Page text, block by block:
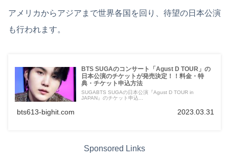
アメリカからアジアまで世界各国を回り、待望の日本公演
も行われます。
BTS SUGAのコンサート「Agust D TOUR」の
日本公演のチケットが発売決定！！料金・特
典・チケット申込方法
SUGABTS SUGAの日本公演『Agust D TOUR in
JAPAN』のチケット申込...
bts613-bighit.com 2023.03.31
Sponsored Links